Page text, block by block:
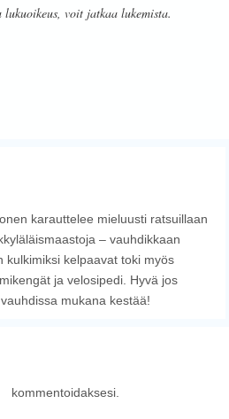
voit jatkaa lukemista.
karauttelee mieluusti ratsuillaan
– vauhdikkaan
kulkimiksi kelpaavat toki myös
ja velosipedi. Hyvä jos
mukana kestää!
kommentoidaksesi.